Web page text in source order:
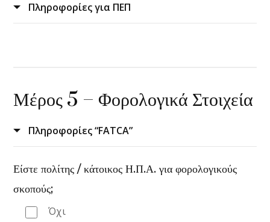
Πληροφορίες για ΠΕΠ
Μέρος 5 – Φορολογικά Στοιχεία
Πληροφορίες “FATCA”
Είστε πολίτης / κάτοικος Η.Π.Α. για φορολογικούς
σκοπούς;
Όχι